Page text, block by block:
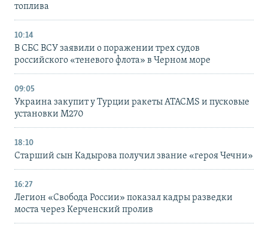
топлива
10:14
В СБС ВСУ заявили о поражении трех судов
российского «теневого флота» в Черном море
09:05
Украина закупит у Турции ракеты ATACMS и пусковые
установки M270
18:10
Старший сын Кадырова получил звание «героя Чечни»
16:27
Легион «Свобода России» показал кадры разведки
моста через Керченский пролив